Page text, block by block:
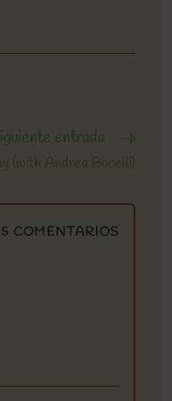
entrada
(with Andrea Bocelli)
COMENTARIOS